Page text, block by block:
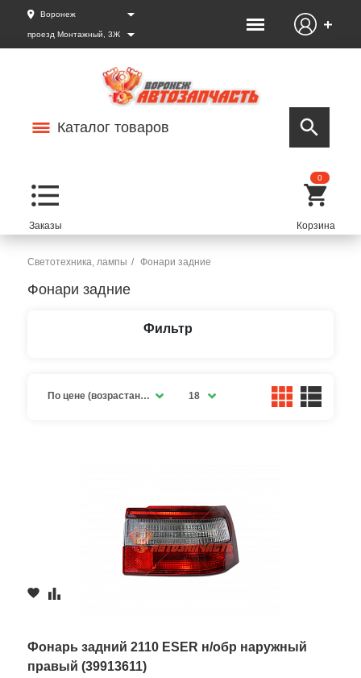
Воронеж
проезд Монтажный, 3Ж
Каталог товаров
0
Светотехника, лампы Фонари задние
Фонари задние
Фильтр
По цене (возрастание) 18
Фонарь задний 2110 ESER н/обр наружный
правый (39913611)